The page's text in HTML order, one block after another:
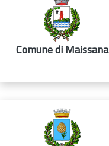
Comune di Maissana